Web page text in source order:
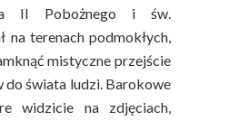
II Pobożnego i św.
na terenach podmokłych,
mistyczne przejście
do świata ludzi. Barokowe
widzicie na zdjęciach,